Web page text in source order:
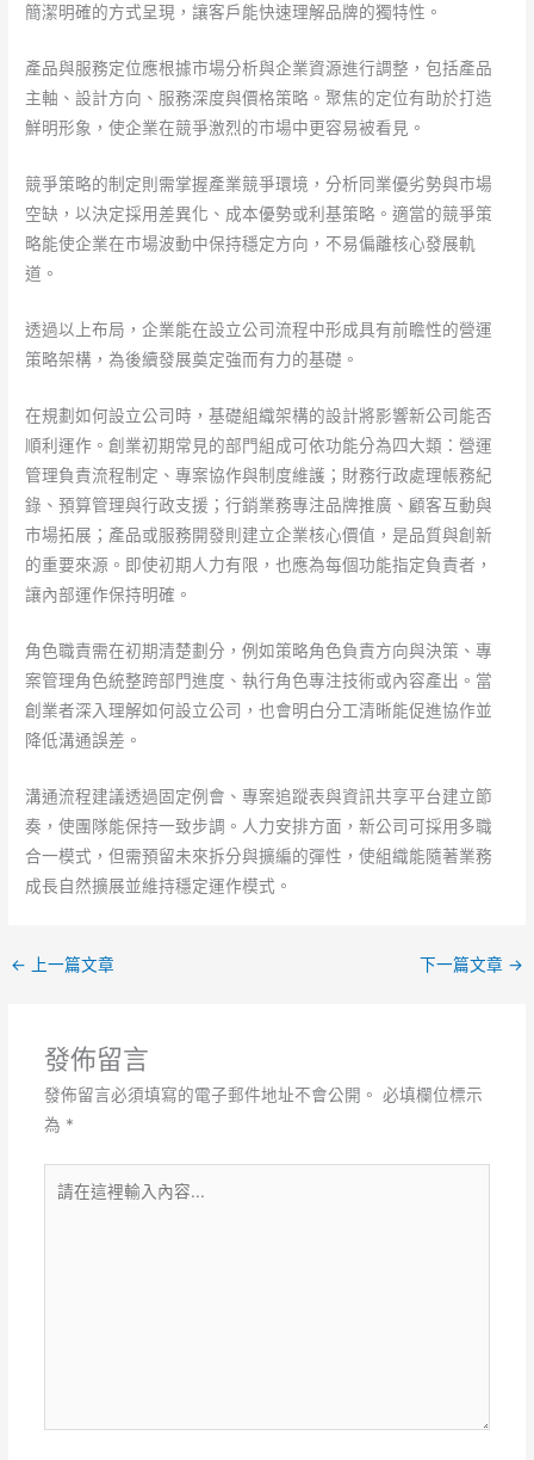
簡潔明確的方式呈現，讓客戶能快速理解品牌的獨特性。
產品與服務定位應根據市場分析與企業資源進行調整，包括產品
主軸、設計方向、服務深度與價格策略。聚焦的定位有助於打造
鮮明形象，使企業在競爭激烈的市場中更容易被看見。
競爭策略的制定則需掌握產業競爭環境，分析同業優劣勢與市場
空缺，以決定採用差異化、成本優勢或利基策略。適當的競爭策
略能使企業在市場波動中保持穩定方向，不易偏離核心發展軌
道。
透過以上布局，企業能在設立公司流程中形成具有前瞻性的營運
策略架構，為後續發展奠定強而有力的基礎。
在規劃如何設立公司時，基礎組織架構的設計將影響新公司能否
順利運作。創業初期常見的部門組成可依功能分為四大類：營運
管理負責流程制定、專案協作與制度維護；財務行政處理帳務紀
錄、預算管理與行政支援；行銷業務專注品牌推廣、顧客互動與
市場拓展；產品或服務開發則建立企業核心價值，是品質與創新
的重要來源。即使初期人力有限，也應為每個功能指定負責者，
讓內部運作保持明確。
角色職責需在初期清楚劃分，例如策略角色負責方向與決策、專
案管理角色統整跨部門進度、執行角色專注技術或內容產出。當
創業者深入理解如何設立公司，也會明白分工清晰能促進協作並
降低溝通誤差。
溝通流程建議透過固定例會、專案追蹤表與資訊共享平台建立節
奏，使團隊能保持一致步調。人力安排方面，新公司可採用多職
合一模式，但需預留未來拆分與擴編的彈性，使組織能隨著業務
成長自然擴展並維持穩定運作模式。
← 上一篇文章 下一篇文章 →
發佈留言
發佈留言必須填寫的電子郵件地址不會公開。 必填欄位標示
為 *